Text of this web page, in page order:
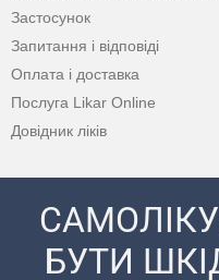
Застосунок
Запитання і відповіді
Оплата і доставка
Послуга Likar Online
Довідник ліків
БУТИ